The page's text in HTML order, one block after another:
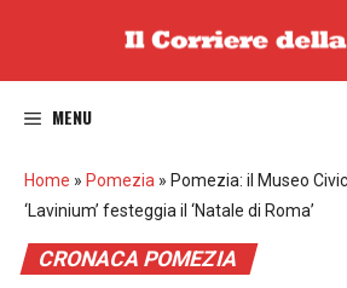
MENU
Home » Pomezia » Pomezia: il Museo
‘Lavinium’ festeggia il ‘Natale di Roma’
CRONACA POMEZIA